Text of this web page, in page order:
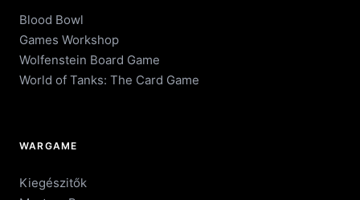
Blood Bowl
Games Workshop
Wolfenstein Board Game
World of Tanks: The Card Game
WARGAME
Kiegészitők